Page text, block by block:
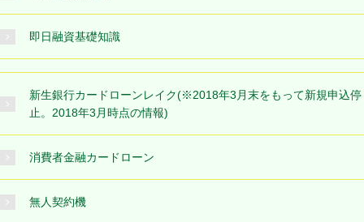
即日融資基礎知識
新生銀行カードローンレイク(※2018年3月末をもって新規申込停
止。2018年3月時点の情報)
消費者金融カードローン
無人契約機